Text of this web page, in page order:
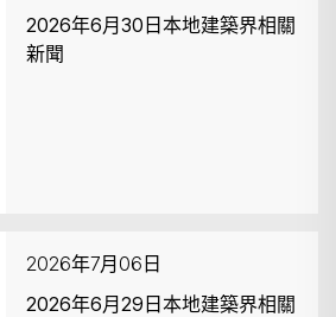
2026年6月30日本地建築界相關
新聞
2026年7月06日
2026年6月29日本地建築界相關